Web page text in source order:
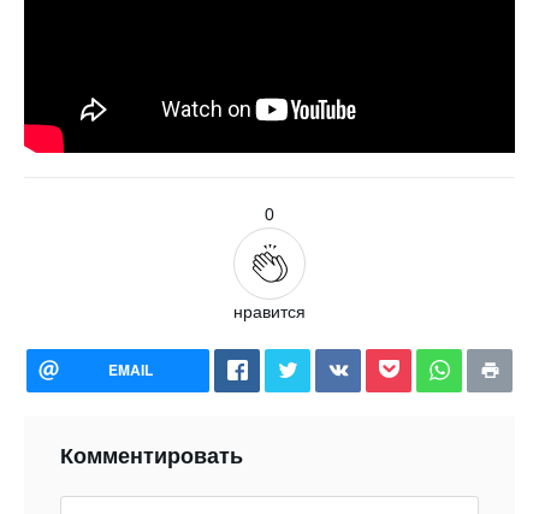
0
нравится
EMAIL
Комментировать